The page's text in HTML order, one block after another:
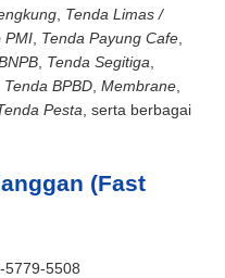
Tenda Limas /
PMI Tenda Payung Cafe
Tenda Segitiga
Tenda BPBD Membrane
Pesta , serta berbagai
(Fast
5779-5508